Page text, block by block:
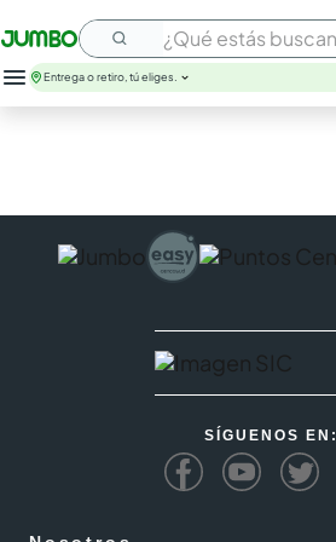
¿Qué estás buscando?
Entrega o retiro, tú eliges.
SÍGUENOS EN: